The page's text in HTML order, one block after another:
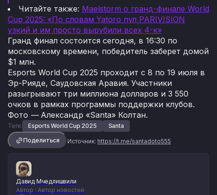
Читайте также: Maelstorm о гранд-финале World
Cup 2025: «По словам Yatoro пул PARIVISION
узкий и им просто вырубили всех 4-к»
Гранд финал состоится сегодня, в 16:30 по
московскому времени, победитель заберет домой
$1 млн.
Esports World Cup 2025 проходит с 8 по 19 июля в
Эр-Рияде, Саудовская Аравия. Участники
разыгрывают три миллиона долларов и 3 550
очков в рамках программы поддержки клубов.
Фото —Александр «Santa» Колтан.
Теги: Esports World Cup 2025
Santa
Поделиться
Источник: https://t.me/santadoto555
Давид Мчедлишвили
Автор · Автор новостей